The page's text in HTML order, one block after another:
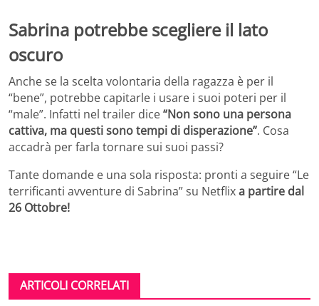
Sabrina potrebbe scegliere il lato
oscuro
Anche se la scelta volontaria della ragazza è per il
“bene”, potrebbe capitarle i usare i suoi poteri per il
“male”. Infatti nel trailer dice“Non sono una persona
cattiva, ma questi sono tempi di disperazione”. Cosa
accadrà per farla tornare sui suoi passi?
Tante domande e una sola risposta: pronti a seguire “Le
terrificanti avventure di Sabrina” su Netflixa partire dal
26 Ottobre!
ARTICOLI CORRELATI